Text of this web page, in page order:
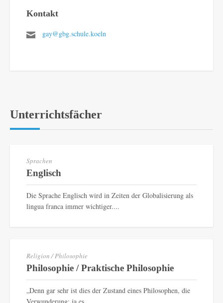
Kontakt
gay@gbg.schule.koeln
Unterrichtsfächer
Sprachen
Englisch
Die Sprache Englisch wird in Zeiten der Globalisierung als
lingua franca immer wichtiger....
Religion / Philosophie
Philosophie / Praktische Philosophie
„Denn gar sehr ist dies der Zustand eines Philosophen, die